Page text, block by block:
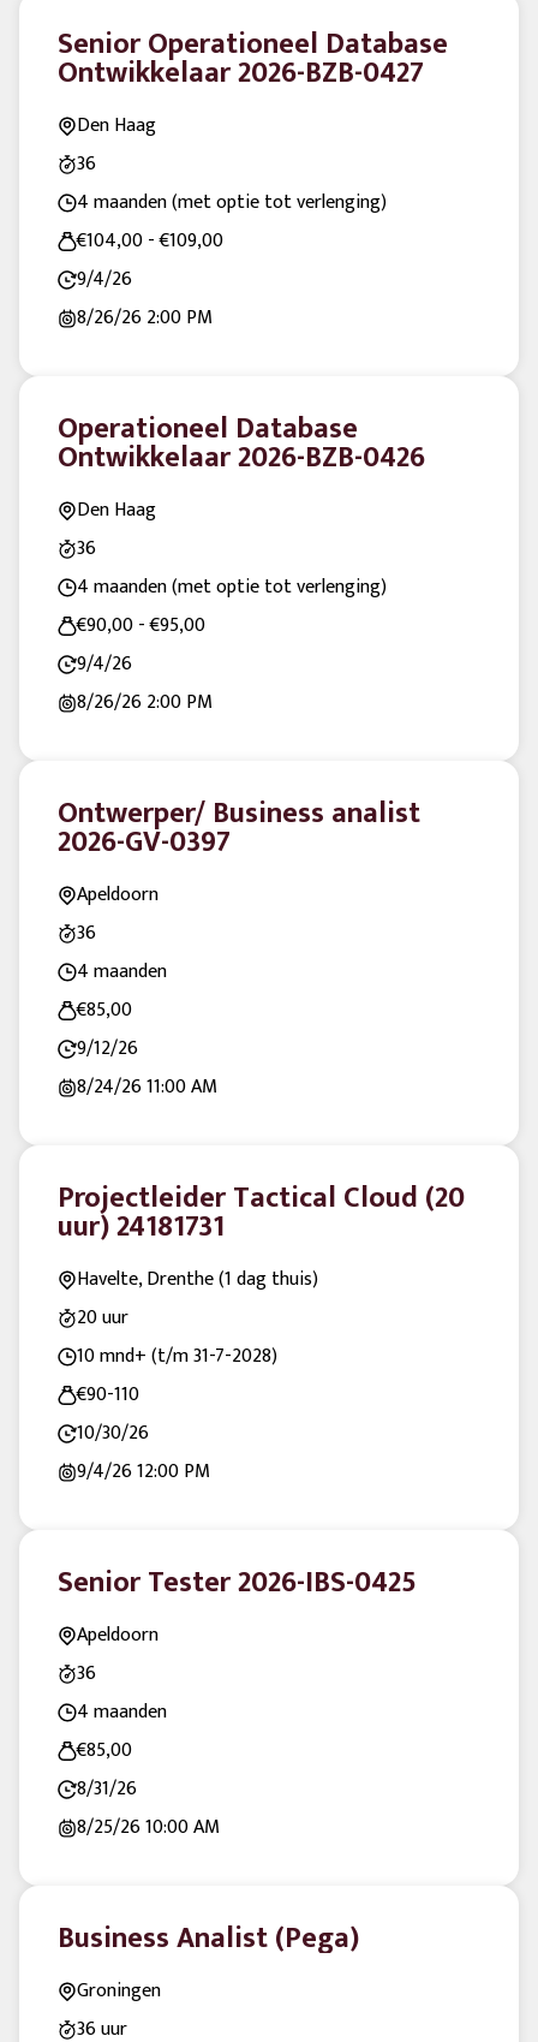
Senior Operationeel Database
Ontwikkelaar 2026-BZB-0427
Den Haag
36
4 maanden (met optie tot verlenging)
€104,00 - €109,00
9/4/26
8/26/262:00 PM
Operationeel Database
Ontwikkelaar 2026-BZB-0426
Den Haag
36
4 maanden (met optie tot verlenging)
€90,00 - €95,00
9/4/26
8/26/262:00 PM
Ontwerper/ Business analist
2026-GV-0397
Apeldoorn
36
4 maanden
€85,00
9/12/26
8/24/2611:00 AM
Projectleider Tactical Cloud (20
uur) 24181731
Havelte, Drenthe (1 dag thuis)
20 uur
10 mnd+ (t/m 31-7-2028)
€90-110
10/30/26
9/4/2612:00 PM
Senior Tester 2026-IBS-0425
Apeldoorn
36
4 maanden
€85,00
8/31/26
8/25/2610:00 AM
Business Analist (Pega)
Groningen
36 uur